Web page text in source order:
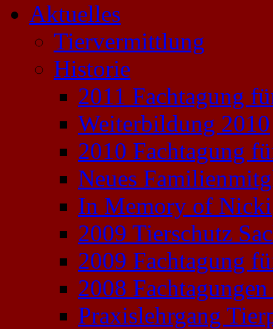
Aktuelles
Tiervermittlung
Historie
2011 Fachtagung
Weiterbildung 2010
2010 Fachtagung
Neues
In Memory of Nicki
2009 Tierschutz
2009 Fachtagung
2008
Praxislehrgang